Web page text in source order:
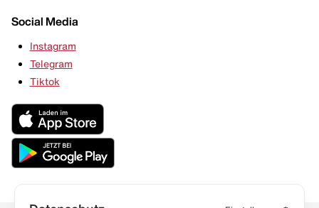
Social Media
Instagram
Telegram
Tiktok